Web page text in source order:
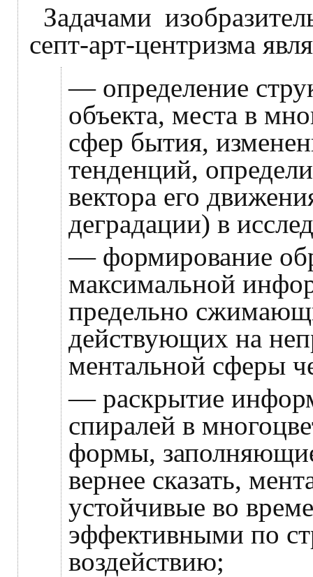
Задачами
септ-арт-центризма
— определение
объекта, места в
сфер бытия,
тенденций,
вектора его
деградации) в
— формирование
максимальной
предельно
действующих на
ментальной сферы
— раскрытие
спиралей в
формы,
вернее сказать,
устойчивые во
эффективными по
воздействию;